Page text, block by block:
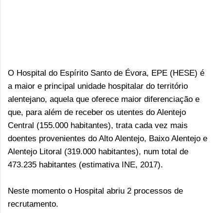
O Hospital do Espírito Santo de Évora, EPE (HESE) é
a maior e principal unidade hospitalar do território
alentejano, aquela que oferece maior diferenciação e
que, para além de receber os utentes do Alentejo
Central (155.000 habitantes), trata cada vez mais
doentes provenientes do Alto Alentejo, Baixo Alentejo e
Alentejo Litoral (319.000 habitantes), num total de
473.235 habitantes (estimativa INE, 2017).
Neste momento o Hospital abriu 2 processos de
recrutamento.